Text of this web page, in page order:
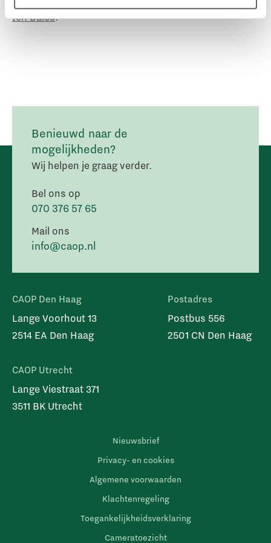
Ien Dales.
Benieuwd naar de
mogelijkheden?
Wij helpen je graag verder.
Bel ons op
070 376 57 65
Mail ons
info@caop.nl
CAOP Den Haag
Lange Voorhout 13
2514 EA Den Haag
CAOP Utrecht
Lange Viestraat 371
3511 BK Utrecht
Postadres
Postbus 556
2501 CN Den Haag
Nieuwsbrief
Privacy- en cookies
Algemene voorwaarden
Klachtenregeling
Toegankelijkheidsverklaring
Cameratoezicht